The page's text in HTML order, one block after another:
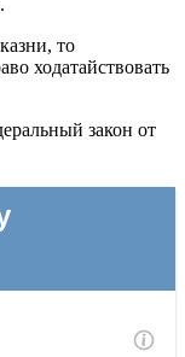
то
ходатайствовать
закон от